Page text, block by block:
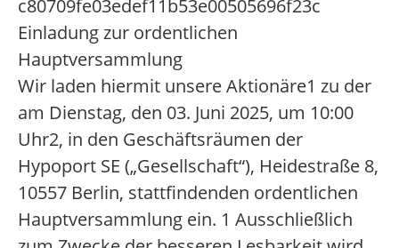
c80709fe03edef11b53e00505696f23c
Einladung zur ordentlichen
Hauptversammlung
Wir laden hiermit unsere Aktionäre1 zu der
am Dienstag, den 03. Juni 2025, um 10:00
Uhr2, in den Geschäftsräumen der
Hypoport SE („Gesellschaft“), Heidestraße 8,
10557 Berlin, stattfindenden ordentlichen
Hauptversammlung ein. 1 Ausschließlich